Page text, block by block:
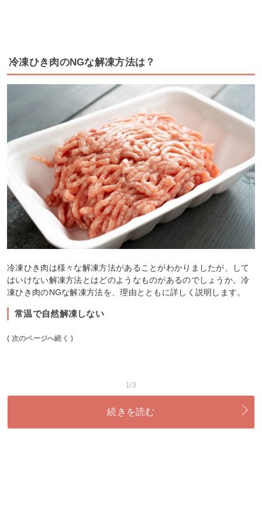
冷凍ひき肉のNGな解凍方法は？
冷凍ひき肉は様々な解凍方法があることがわかりましたが、して
はいけない解凍方法とはどのようなものがあるのでしょうか。冷
凍ひき肉のNGな解凍方法を、理由とともに詳しく説明します。
常温で自然解凍しない
( 次のページへ続く )
1/3
続きを読む